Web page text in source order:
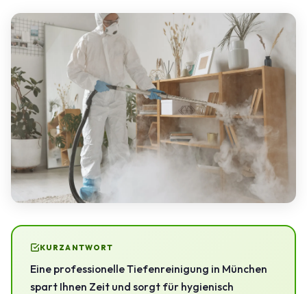
KURZANTWORT
Eine professionelle Tiefenreinigung in München
spart Ihnen Zeit und sorgt für hygienisch